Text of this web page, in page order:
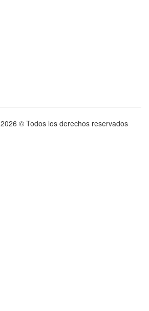
2026 © Todos los derechos reservados